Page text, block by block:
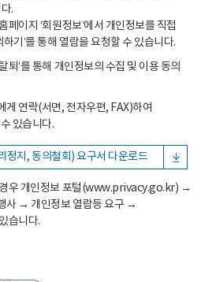
.
페이지 ‘회원정보’에서 개인정보를 직접
하기’를 통해 열람을 요청할 수 있습니다.
퇴’를 통해 개인정보의 수집 및 이용 동의
게 연락(서면, 전자우편, FAX)하여
있습니다.
정지, 동의철회) 요구서 다운로드
경우 개인정보 포털(www.privacy.go.kr) →
사 → 개인정보 열람등 요구 →
습니다.